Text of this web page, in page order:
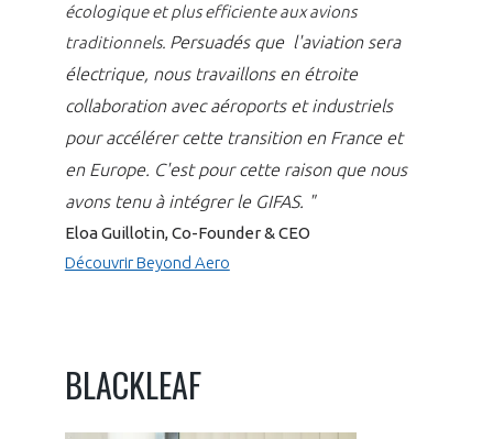
écologique et plus efficiente aux avions
traditionnels. Persuadés que l'aviation sera
électrique, nous travaillons en étroite
collaboration avec aéroports et industriels
pour accélérer cette transition en France et
en Europe. C'est pour cette raison que nous
avons tenu à intégrer le GIFAS. "
Eloa Guillotin, Co-Founder & CEO
Découvrir Beyond Aero
BLACKLEAF